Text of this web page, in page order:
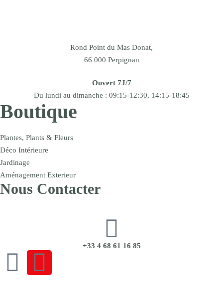
Rond Point du Mas Donat,
66 000 Perpignan
Ouvert 7J/7
Du lundi au dimanche : 09:15-12:30, 14:15-18:45
Boutique
Plantes, Plants & Fleurs
Déco Intérieure
Jardinage
Aménagement Exterieur
Nous Contacter
+33 4 68 61 16 85